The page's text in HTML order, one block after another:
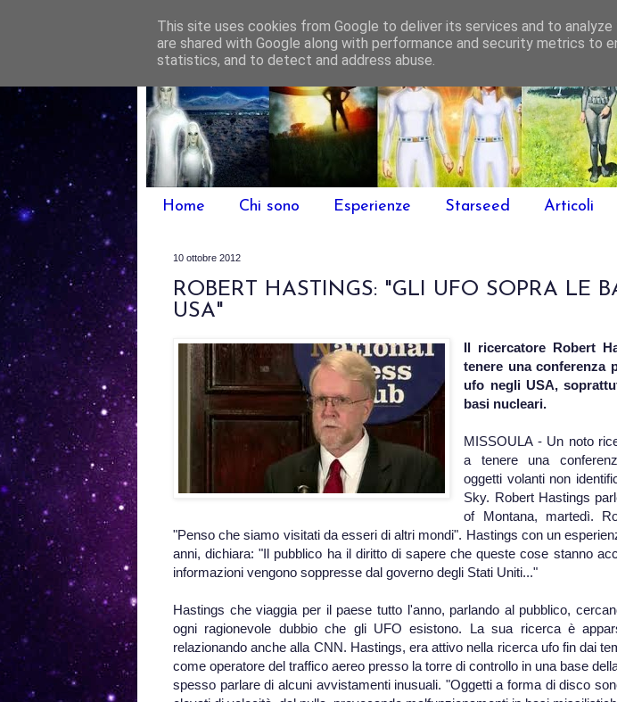
Home Chi sono Esperienze Starseed Articoli
10 ottobre 2012
ROBERT HASTINGS: "GLI UFO SOPRA LE
USA"
Il ricercatore Robert
tenere una conferenza
ufo negli USA,
basi nucleari.
MISSOULA - Un noto
a tenere una
oggetti volanti non
Sky. Robert Hastings
of Montana, martedì.
"Penso che siamo visitati da esseri di altri mondi". Hastings con un
anni, dichiara: "Il pubblico ha il diritto di sapere che queste cose stanno
informazioni vengono soppresse dal governo degli Stati Uniti..."
Hastings che viaggia per il paese tutto l'anno, parlando al pubblico,
ogni ragionevole dubbio che gli UFO esistono. La sua ricerca è
relazionando anche alla CNN. Hastings, era attivo nella ricerca ufo fin dai
come operatore del traffico aereo presso la torre di controllo in una base
spesso parlare di alcuni avvistamenti inusuali. "Oggetti a forma di disco
This site uses cookies from Google to deliver its services and to
are shared with Google along with performance and security metrics to
statistics, and to detect and address abuse.